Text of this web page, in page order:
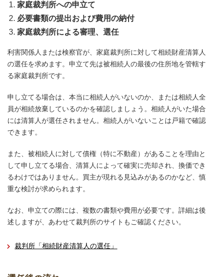
家庭裁判所への申立て
必要書類の提出および費用の納付
家庭裁判所による審理、選任
利害関係人または検察官が、家庭裁判所に対して相続財産清算人
の選任を求めます。申立て先は被相続人の最後の住所地を管轄す
る家庭裁判所です。
申し立てる場合は、本当に相続人がいないのか、または相続人全
員が相続放棄しているのかを確認しましょう。相続人がいた場合
には清算人が選任されません。相続人がいないことは戸籍で確認
できます。
また、被相続人に対して債権（特に不動産）があることを理由と
して申し立てる場合、清算人によって確実に売却され、換価でき
るわけではありません。買主が現れる見込みがあるのかなど、慎
重な検討が求められます。
なお、申立ての際には、複数の書類や費用が必要です。詳細は後
述しますが、あわせて裁判所のサイトもご確認ください。
裁判所「相続財産清算人の選任」